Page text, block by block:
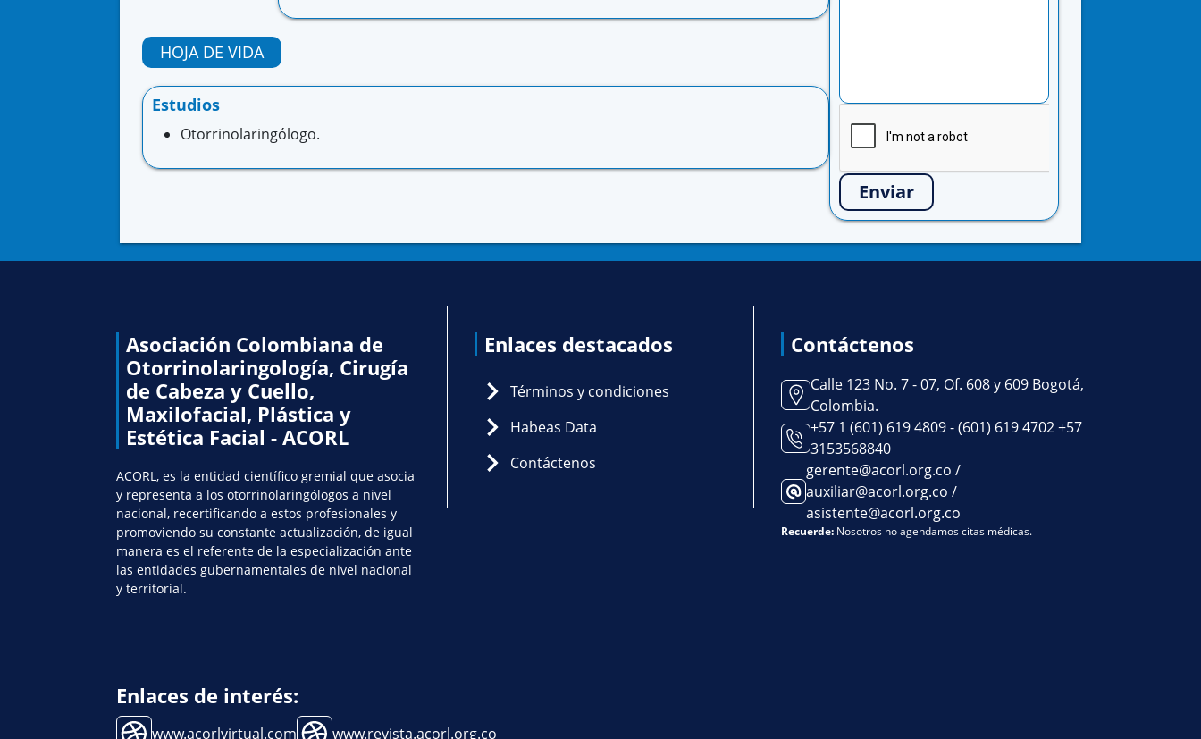
HOJA DE VIDA
Estudios
Otorrinolaringólogo.
Enviar
Asociación Colombiana de
Otorrinolaringología, Cirugía
de Cabeza y Cuello,
Maxilofacial, Plástica y
Estética Facial - ACORL
ACORL, es la entidad científico gremial que asocia
y representa a los otorrinolaringólogos a nivel
nacional, recertificando a estos profesionales y
promoviendo su constante actualización, de igual
manera es el referente de la especialización ante
las entidades gubernamentales de nivel nacional
y territorial.
Enlaces destacados
Términos y condiciones
Habeas Data
Contáctenos
Contáctenos
Calle 123 No. 7 - 07, Of. 608 y 609 Bogotá,
Colombia.
+57 1 (601) 619 4809 - (601) 619 4702 +57
3153568840
gerente@acorl.org.co /
auxiliar@acorl.org.co /
asistente@acorl.org.co
Recuerde:Nosotros no agendamos citas médicas.
Enlaces de interés:
www.acorlvirtual.com www.revista.acorl.org.co